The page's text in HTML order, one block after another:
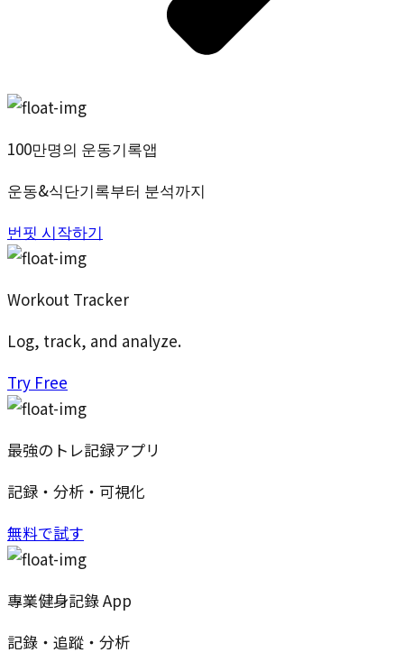
100만명의 운동기록앱
운동&식단기록부터 분석까지
번핏 시작하기
Workout Tracker
Log, track, and analyze.
Try Free
最強のトレ記録アプリ
記録・分析・可視化
無料で試す
專業健身記錄 App
記錄・追蹤・分析